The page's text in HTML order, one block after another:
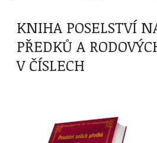
KNIHA POSELSTVÍ
PŘEDKŮ A
V ČÍSLECH